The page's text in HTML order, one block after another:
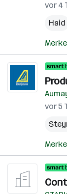
vor 4
Haid
vor 5